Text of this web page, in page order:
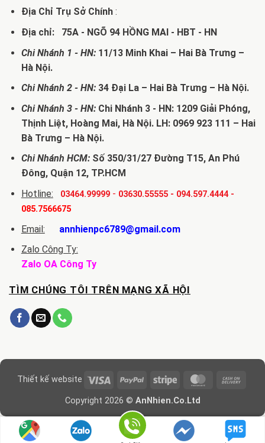
Địa Chỉ Trụ Sở Chính:
Địa chỉ: 75A - NGÕ 94 HỒNG MAI - HBT - HN
Chi Nhánh 1 - HN:11/13 Minh Khai – Hai Bà Trưng –
Hà Nội.
Chi Nhánh 2 - HN:34 Đại La – Hai Bà Trưng – Hà Nội.
Chi Nhánh 3 - HN:Chi Nhánh 3 - HN: 1209 Giải Phóng,
Thịnh Liệt, Hoàng Mai, Hà Nội. LH: 0969 923 111 – Hai
Bà Trưng – Hà Nội.
Chi Nhánh HCM:Số 350/31/27 Đường T15, An Phú
Đông, Quận 12, TP.HCM
Hotline:
03464.99999- 03630.55555- 094.597.4444-
085.7566675
Email:
annhienpc6789@gmail.com
Zalo Công Ty:
Zalo OA Công Ty
TÌM CHÚNG TÔI TRÊN MẠNG XÃ HỘI
Thiết kế website Visa PayPal Stripe MasterCard
Copyright 2026 © AnNhien.Co.Ltd